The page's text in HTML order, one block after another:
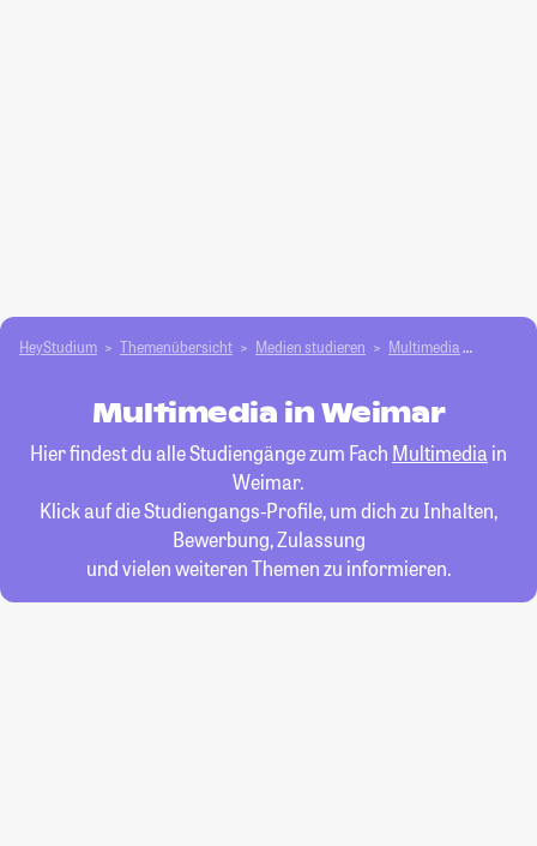
HeyStudium Themenübersicht Medien studieren Multimedia
Multimedia in Weimar
Hier findest du alle Studiengänge zum Fach Multimedia in
Weimar.
Klick auf die Studiengangs-Profile, um dich zu Inhalten,
Bewerbung, Zulassung
und vielen weiteren Themen zu informieren.